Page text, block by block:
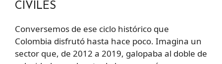
CIVILES
Conversemos de ese ciclo histórico que
Colombia disfrutó hasta hace poco. Imagina un
sector que, de 2012 a 2019, galopaba al doble de